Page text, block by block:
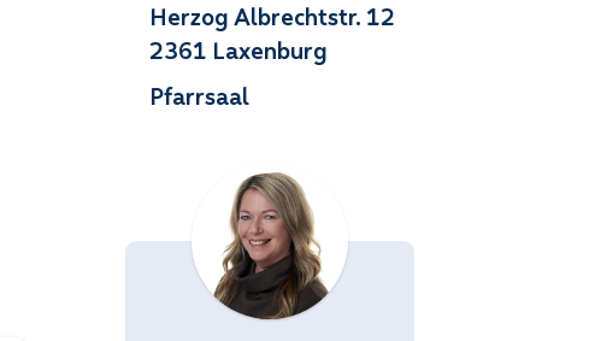
Herzog Albrechtstr. 12
2361 Laxenburg
Pfarrsaal